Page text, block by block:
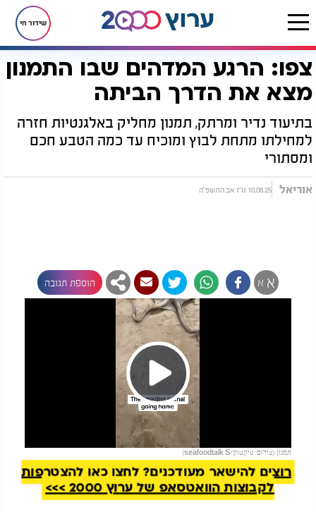
שידור חי
דף הבית רץ בוואטסאפ צפו: הרגע המדהים שבו התמנון מצא את הדרך הביתה
צפו: הרגע המדהים שבו התמנון
מצא את הדרך הביתה
בתיעוד נדיר ומרתק, תמנון מחליק באלגנטיות חזרה
למחילתו מתחת לבוץ ומוכיח עד כמה הטבע חכם
ומסתורי
אוריאל 10.08.25 ט"ז אב התשפ"ה
א א הוספת תגובה
Play
Video
תמנון. (צילום: טיקטוק/seafoodtalk S)
להמשך קריאה
רוצים להישאר מעודכנים? לחצו כאן להצטרפות
לקבוצות הוואטסאפ של ערוץ 2000 >>>